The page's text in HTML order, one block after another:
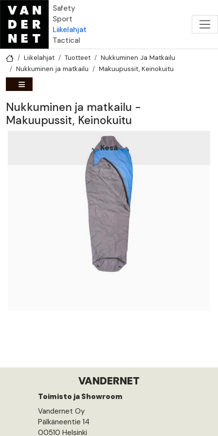
Hyppää pääsisältöön
Safety
Sport
Liikelahjat
Tactical
Liikelahjat Tuotteet
Nukkuminen Ja Matkailu
Nukkuminen ja matkailu
Makuupussit, Keinokuitu
Nukkuminen ja matkailu -
Makuupussit, Keinokuitu
Kesä
VANDERNET
Toimisto ja Showroom
Vandernet Oy
Pälkäneentie 14
00510 Helsinki